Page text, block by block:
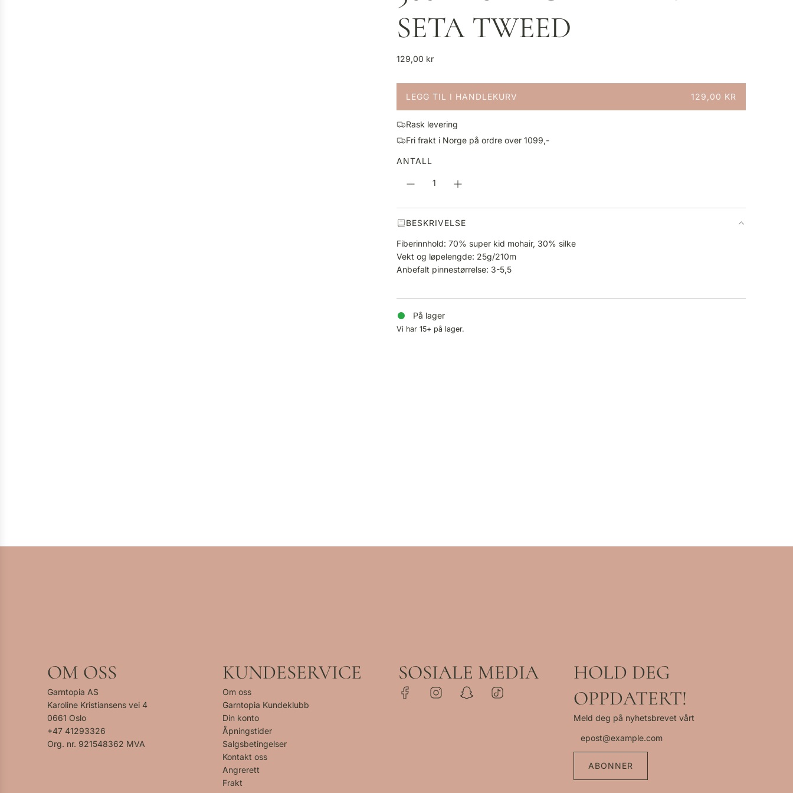
SETA TWEED
V
n
i
g
p
i
129,00 kr
LEGG TIL I HANDLEKURV 129,00 KR
L
S
T
R
.
Rask levering
Fri frakt i Norge på ordre over 1099,-
ANTALL
BESKRIVELSE
Fiberinnhold: 70% super kid mohair, 30% silke
Vekt og løpelengde: 25g/210m
Anbefalt pinnestørrelse: 3-5,5
På lager
Vi har 15+ på lager.
OM OSS
Garntopia AS
Karoline Kristiansens vei 4
0661 Oslo
+47 41293326
Org. nr. 921548362 MVA
KUNDESERVICE
Om oss
Garntopia Kundeklubb
Din konto
Åpningstider
Salgsbetingelser
Kontakt oss
Angrerett
Frakt
SOSIALE MEDIA
HOLD DEG
OPPDATERT!
Meld deg på nyhetsbrevet vårt
ABONNER